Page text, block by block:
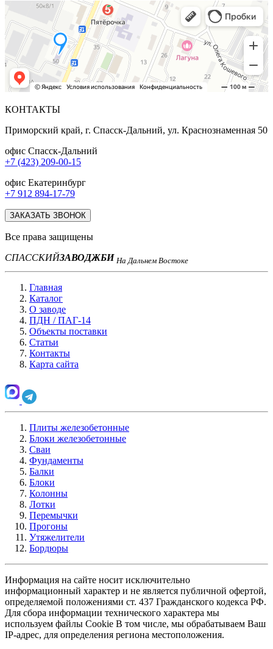
КОНТАКТЫ
Приморский край, г. Спасск-Дальний, ул. Краснознаменная 50
офис Спасск-Дальний
+7 (423) 209-00-15
офис Екатеринбург
+7 912 894-17-79
ЗАКАЗАТЬ ЗВОНОК
Все права защищены
СПАССКИЙЗАВОДЖБИ На Дальнем Востоке
Главная
Каталог
О заводе
ПДН / ПАГ-14
Объекты поставки
Статьи
Контакты
Карта сайта
Плиты железобетонные
Блоки железобетонные
Сваи
Фундаменты
Балки
Блоки
Колонны
Лотки
Перемычки
Прогоны
Утяжелители
Бордюры
Информация на сайте носит исключительно
информационный характер и не является публичной офертой,
определяемой положениями ст. 437 Гражданского кодекса РФ.
Для сбора информации технического характера мы
используем файлы Cookie В том числе, мы обрабатываем Ваш
IP-адрес, для определения региона местоположения.